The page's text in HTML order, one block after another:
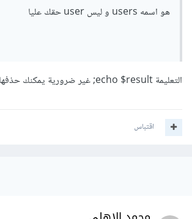
هو اسمه users و ليس user حقك عليا
التعليمة echo $result; غير ضرورية يمكنك حذفها
اقتباس